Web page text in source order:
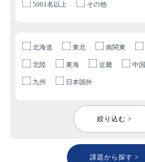
5001名以上 その他
北海道 東北 南関東
北陸 東海 近畿 中国
九州 日本国外
絞り込む >
課題から探す >